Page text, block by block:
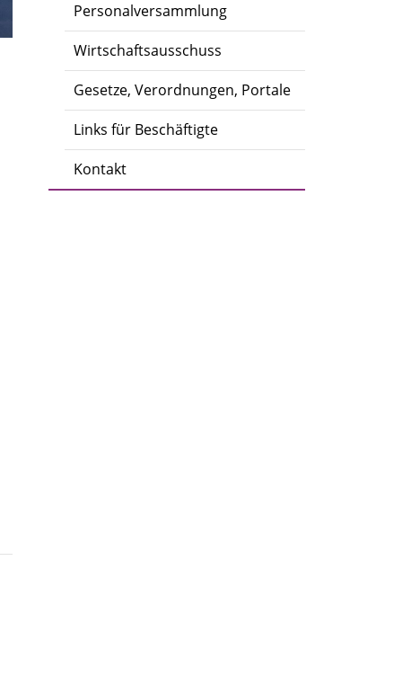
Personalversammlung
Wirtschaftsausschuss
Gesetze, Verordnungen, Portale
Links für Beschäftigte
Kontakt